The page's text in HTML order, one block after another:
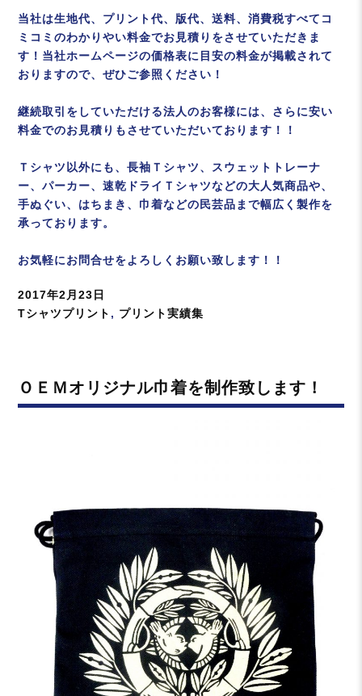
当社は生地代、プリント代、版代、送料、消費税すべてコ
ミコミのわかりやい料金でお見積りをさせていただきま
す！当社ホームページの価格表に目安の料金が掲載されて
おりますので、ぜひご参照ください！
継続取引をしていただける法人のお客様には、さらに安い
料金でのお見積りもさせていただいております！！
Ｔシャツ以外にも、長袖Ｔシャツ、スウェットトレーナ
ー、パーカー、速乾ドライＴシャツなどの大人気商品や、
手ぬぐい、はちまき、巾着などの民芸品まで幅広く製作を
承っております。
お気軽にお問合せをよろしくお願い致します！！
投
稿
2017年2月23日
カ
ー
Tシャツプリント , プリント実績集
ＯＥＭオリジナル巾着を制作致します！